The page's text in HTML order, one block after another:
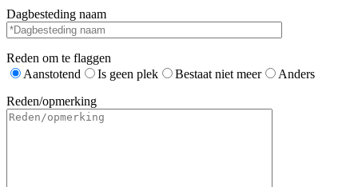
Dagbesteding naam
Reden om te flaggen
Aanstotend
Is geen plek Bestaat niet meer
Anders
Reden/opmerking